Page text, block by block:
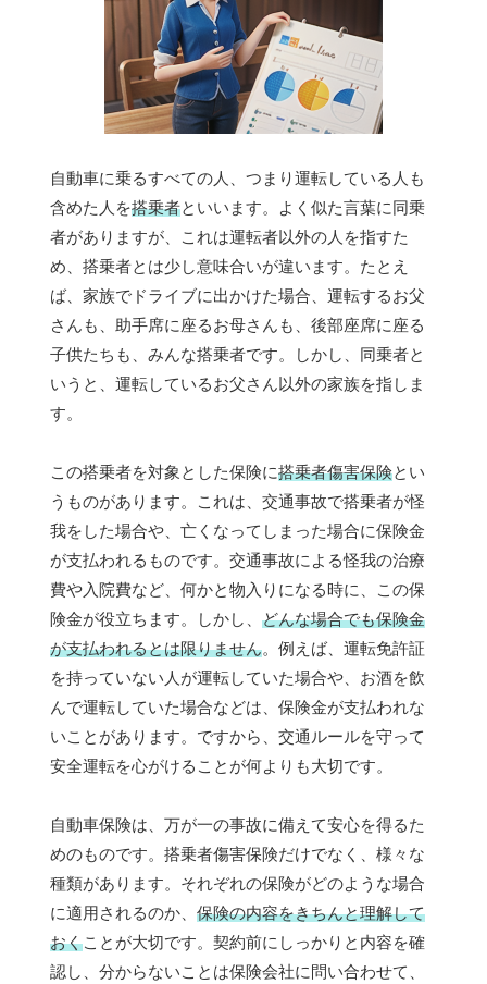
自動車に乗るすべての人、つまり運転している人も
含めた人を搭乗者といいます。よく似た言葉に同乗
者がありますが、これは運転者以外の人を指すた
め、搭乗者とは少し意味合いが違います。たとえ
ば、家族でドライブに出かけた場合、運転するお父
さんも、助手席に座るお母さんも、後部座席に座る
子供たちも、みんな搭乗者です。しかし、同乗者と
いうと、運転しているお父さん以外の家族を指しま
す。
この搭乗者を対象とした保険に搭乗者傷害保険とい
うものがあります。これは、交通事故で搭乗者が怪
我をした場合や、亡くなってしまった場合に保険金
が支払われるものです。交通事故による怪我の治療
費や入院費など、何かと物入りになる時に、この保
険金が役立ちます。しかし、 どんな場合でも保険金
が支払われるとは限りません。例えば、運転免許証
を持っていない人が運転していた場合や、お酒を飲
んで運転していた場合などは、保険金が支払われな
いことがあります。ですから、交通ルールを守って
安全運転を心がけることが何よりも大切です。
自動車保険は、万が一の事故に備えて安心を得るた
めのものです。搭乗者傷害保険だけでなく、様々な
種類があります。それぞれの保険がどのような場合
に適用されるのか、 保険の内容をきちんと理解して
おくことが大切です。契約前にしっかりと内容を確
認し、分からないことは保険会社に問い合わせて、